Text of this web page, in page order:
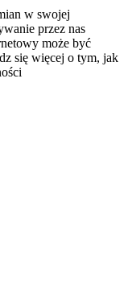
w swojej
przez nas
może być
się więcej o tym, jak